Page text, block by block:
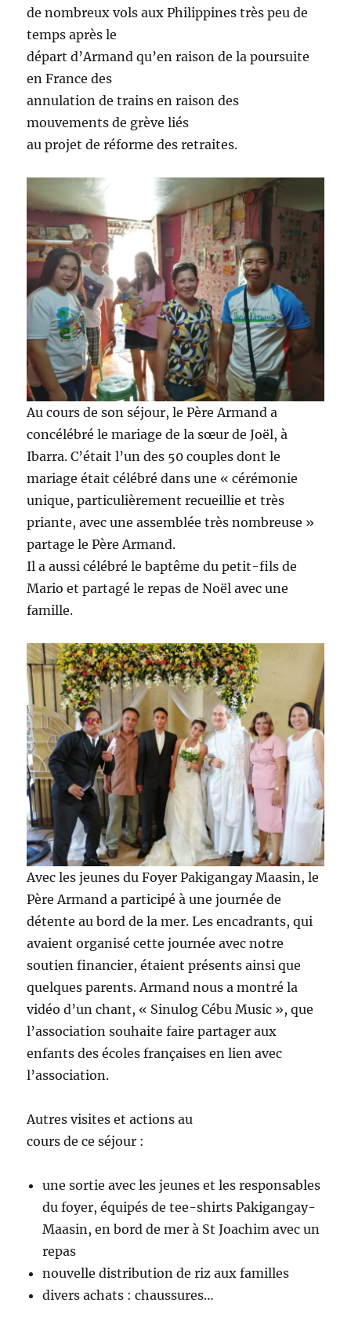
de nombreux vols aux Philippines très peu de
temps après le
départ d’Armand qu’en raison de la poursuite
en France des
annulation de trains en raison des
mouvements de grève liés
au projet de réforme des retraites.
Au cours de son séjour, le Père Armand a
concélébré le mariage de la sœur de Joël, à
Ibarra. C’était l’un des 50 couples dont le
mariage était célébré dans une « cérémonie
unique, particulièrement recueillie et très
priante, avec une assemblée très nombreuse »
partage le Père Armand.
Il a aussi célébré le baptême du petit-fils de
Mario et partagé le repas de Noël avec une
famille.
Avec les jeunes du Foyer Pakigangay Maasin, le
Père Armand a participé à une journée de
détente au bord de la mer. Les encadrants, qui
avaient organisé cette journée avec notre
soutien financier, étaient présents ainsi que
quelques parents. Armand nous a montré la
vidéo d’un chant, « Sinulog Cébu Music », que
l’association souhaite faire partager aux
enfants des écoles françaises en lien avec
l’association.
Autres visites et actions au
cours de ce séjour :
une sortie avec les jeunes et les responsables
du foyer, équipés de tee-shirts Pakigangay-
Maasin, en bord de mer à St Joachim avec un
repas
nouvelle distribution de riz aux familles
divers achats : chaussures…